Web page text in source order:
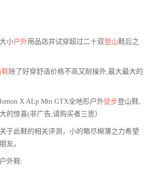
小户外用品店并试穿超过二十双登山鞋后之
鞋除了好穿舒适价格不高又耐操外,最大最大的
X ALp Mtn GTX全地形户外徒步登山鞋,
的惊喜(非广告,请购买者三思）
于此鞋的相关评测，小的略尽棉薄之力希望
友。
外鞋: